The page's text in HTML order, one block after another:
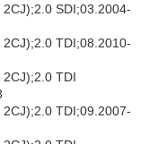
SDI;03.2004-
2CJ);2.0 TDI;08.2010-
2CJ);2.0 TDI
2CJ);2.0 TDI;09.2007-